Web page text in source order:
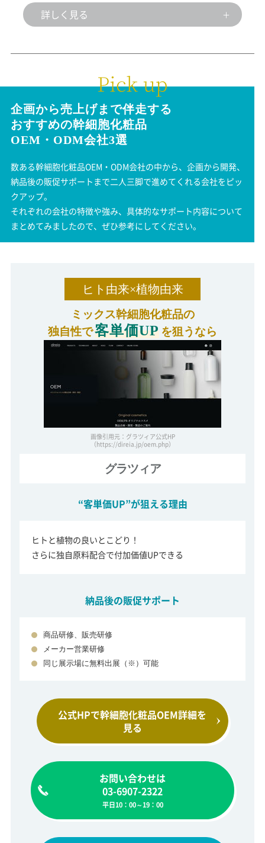
詳しく見る
企画から売上げまで伴走する
おすすめの幹細胞化粧品
OEM・ODM会社3選
数ある幹細胞化粧品OEM・ODM会社の中から、企画から開発、
納品後の販促サポートまで二人三脚で進めてくれる会社をピッ
クアップ。
それぞれの会社の特徴や強み、具体的なサポート内容について
まとめてみましたので、ぜひ参考にしてください。
ヒト由来×植物由来
ミックス幹細胞化粧品の
独自性で客単価UP を狙うなら
画像引用元：グラツィア公式HP
（https://direia.jp/oem.php）
グラツィア
“客単価UP”が狙える理由
ヒトと植物の良いとこどり！
さらに独自原料配合で付加価値UPできる
納品後の販促サポート
商品研修、販売研修
メーカー営業研修
同じ展示場に無料出展（※）可能
公式HPで幹細胞化粧品OEM詳細を
見る
お問い合わせは
03-6907-2322
平日10：00～19：00